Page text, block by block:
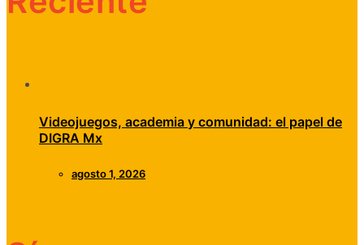
Videojuegos, academia y comunidad: el papel de
DIGRA Mx
agosto 1, 2026